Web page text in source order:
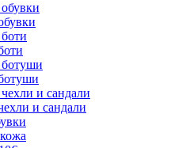
и сандали
и сандали